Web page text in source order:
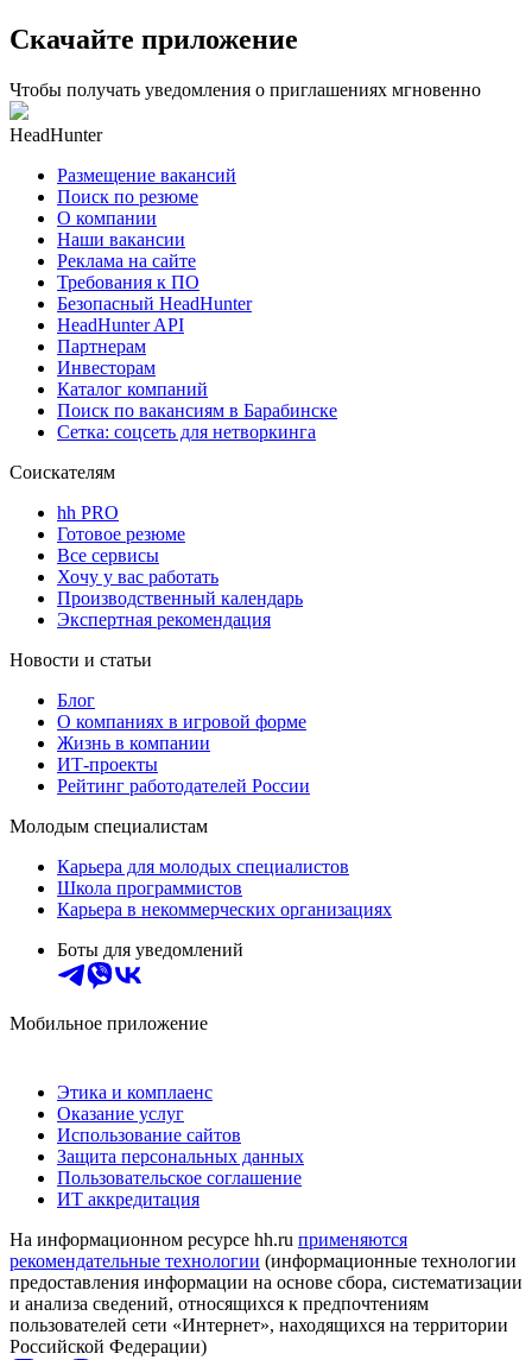
Скачайте приложение
Чтобы получать уведомления о приглашениях мгновенно
HeadHunter
Размещение вакансий
Поиск по резюме
О компании
Наши вакансии
Реклама на сайте
Требования к ПО
Безопасный HeadHunter
HeadHunter API
Партнерам
Инвесторам
Каталог компаний
Поиск по вакансиям в Барабинске
Сетка: соцсеть для нетворкинга
Соискателям
hh PRO
Готовое резюме
Все сервисы
Хочу у вас работать
Производственный календарь
Экспертная рекомендация
Новости и статьи
Блог
О компаниях в игровой форме
Жизнь в компании
ИТ-проекты
Рейтинг работодателей России
Молодым специалистам
Карьера для молодых специалистов
Школа программистов
Карьера в некоммерческих организациях
Боты для уведомлений
Мобильное приложение
Этика и комплаенс
Оказание услуг
Использование сайтов
Защита персональных данных
Пользовательское соглашение
ИТ аккредитация
На информационном ресурсе hh.ru применяются
рекомендательные технологии (информационные технологии
предоставления информации на основе сбора, систематизации
и анализа сведений, относящихся к предпочтениям
пользователей сети «Интернет», находящихся на территории
Российской Федерации)